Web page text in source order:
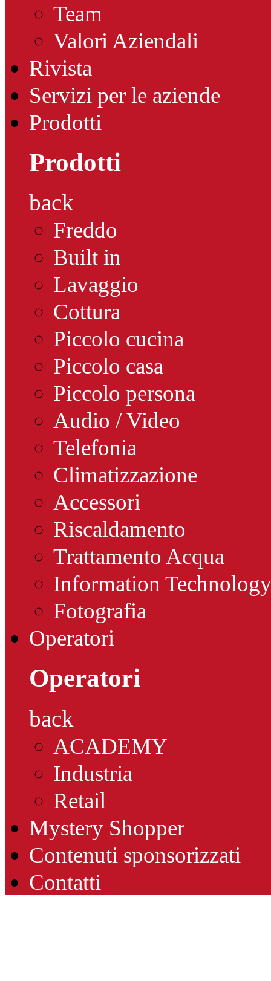
Team
Valori Aziendali
Rivista
Servizi per le aziende
Prodotti
Prodotti
back
Freddo
Built in
Lavaggio
Cottura
Piccolo cucina
Piccolo casa
Piccolo persona
Audio / Video
Telefonia
Climatizzazione
Accessori
Riscaldamento
Trattamento Acqua
Information Technology
Fotografia
Operatori
Operatori
back
ACADEMY
Industria
Retail
Mystery Shopper
Contenuti sponsorizzati
Contatti